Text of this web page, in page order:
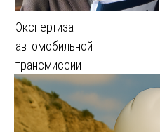
Экспертиза
автомобильной
трансмиссии